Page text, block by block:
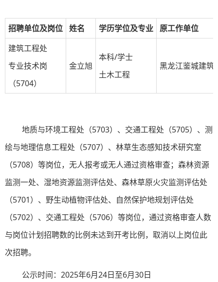
招聘单位及岗位 姓名 学历学位及专业 原工作单位
建筑工程处
专业技术岗
（5704）
金立旭
本科/学士
土木工程
黑龙江鉴城建筑
地质与环境工程处（5703）、交通工程处（5705）、测
绘与地理信息工程处（5707）、林草生态感知技术研究室
（5708）等岗位，无人报考或无人通过资格审查；森林资源
监测一处、湿地资源监测评估处、森林草原火灾监测评估处
（5701）、野生动植物评估处、自然保护地规划评估处
（5702）、交通工程处（5706）等岗位，通过资格审查人数
与岗位计划招聘数的比例未达到开考比例，取消以上岗位此
次招聘。
公示时间：2025年6月24日至6月30日